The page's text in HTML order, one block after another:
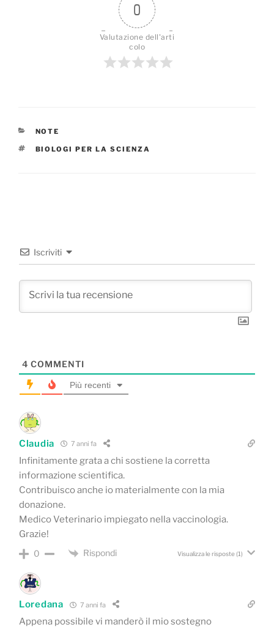
0
Valutazione dell'arti
colo
CATEGORIE
NOTE
TAG
BIOLOGI PER LA SCIENZA
Iscriviti
4 COMMENTI
Più recenti
Claudia 7 anni fa
Infinitamente grata a chi sostiene la corretta
informazione scientifica.
Contribuisco anche io materialmente con la mia
donazione.
Medico Veterinario impiegato nella vaccinologia.
Grazie!
0 Rispondi Visualizza le risposte(1)
Loredana 7 anni fa
Appena possibile vi manderò il mio sostegno